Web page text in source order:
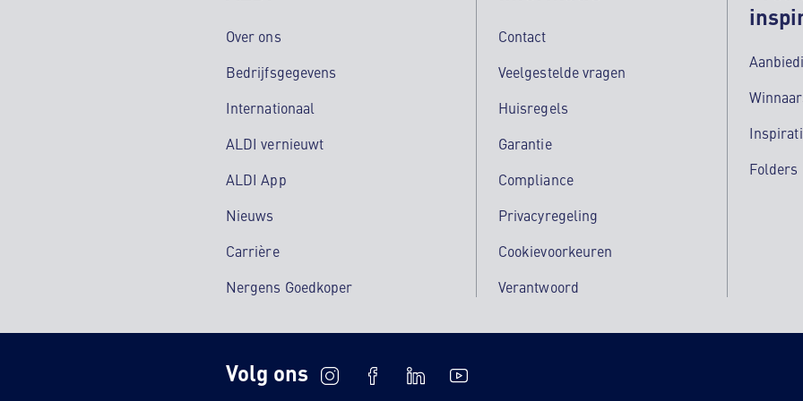
Over ons
Bedrijfsgegevens
Internationaal
ALDI vernieuwt
ALDI App
Nieuws
Carrière
Nergens Goedkoper
Contact
Veelgestelde vragen
Huisregels
Garantie
Compliance
Privacyregeling
Cookievoorkeuren
Verantwoord
Folders
Volg ons